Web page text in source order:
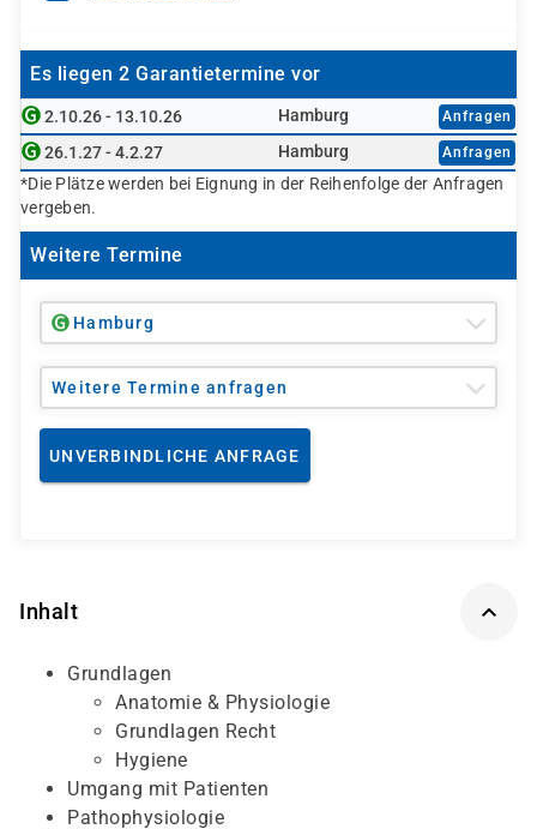
Es liegen 2 Garantietermine vor
2.10.26 - 13.10.26 Hamburg Anfragen
26.1.27 - 4.2.27 Hamburg Anfragen
*Die Plätze werden bei Eignung in der Reihenfolge der Anfragen
vergeben.
Weitere Termine
Hamburg
Weitere Termine anfragen
UNVERBINDLICHE ANFRAGE
Inhalt
Grundlagen
Anatomie & Physiologie
Grundlagen Recht
Hygiene
Umgang mit Patienten
Pathophysiologie